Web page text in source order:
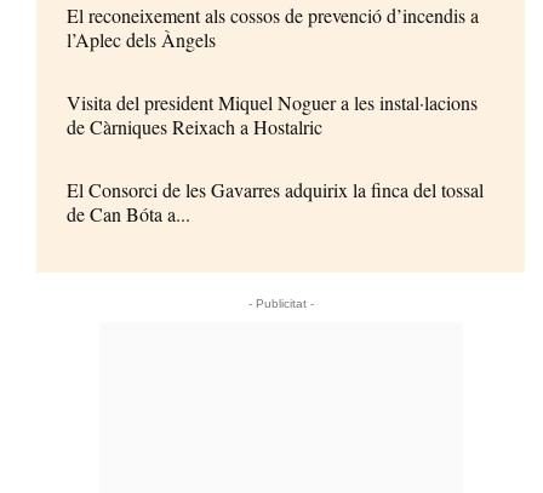
El reconeixement als cossos de prevenció d’incendis a
l’Aplec dels Àngels
Visita del president Miquel Noguer a les instal·lacions
de Càrniques Reixach a Hostalric
El Consorci de les Gavarres adquirix la finca del tossal
de Can Bóta a...
- Publicitat -